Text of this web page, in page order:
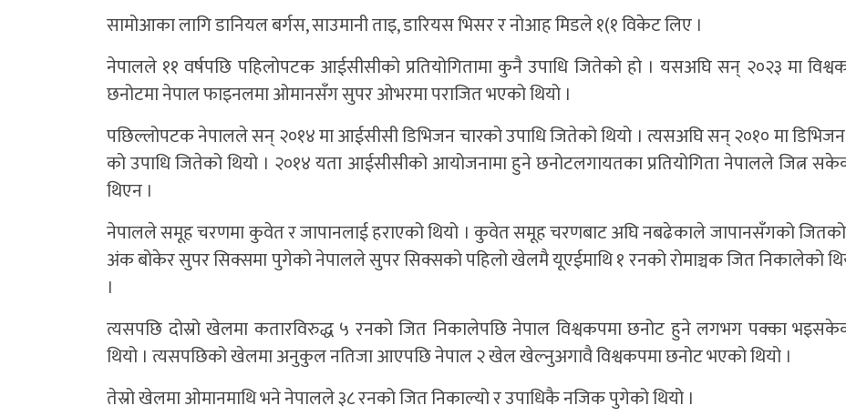
सामोआका लागि डानियल बर्गस, साउमानी ताइ, डारियस भिसर र नोआह मिडले १(१ विकेट लिए ।
नेपालले ११ वर्षपछि पहिलोपटक आईसीसीको प्रतियोगितामा कुनै उपाधि जितेको हो । यसअघि सन् २०२३ मा
छनोटमा नेपाल फाइनलमा ओमानसँग सुपर ओभरमा पराजित भएको थियो ।
पछिल्लोपटक नेपालले सन् २०१४ मा आईसीसी डिभिजन चारको उपाधि जितेको थियो । त्यसअघि सन् २०१० मा
को उपाधि जितेको थियो । २०१४ यता आईसीसीको आयोजनामा हुने छनोटलगायतका प्रतियोगिता नेपालले जित्न
थिएन ।
नेपालले समूह चरणमा कुवेत र जापानलाई हराएको थियो । कुवेत समूह चरणबाट अघि नबढेकाले जापानसँगको
अंक बोकेर सुपर सिक्समा पुगेको नेपालले सुपर सिक्सको पहिलो खेलमै यूएईमाथि १ रनको रोमाञ्चक जित निकालेको
।
त्यसपछि दोस्रो खेलमा कतारविरुद्ध ५ रनको जित निकालेपछि नेपाल विश्वकपमा छनोट हुने लगभग पक्का
थियो । त्यसपछिको खेलमा अनुकुल नतिजा आएपछि नेपाल २ खेल खेल्नुअगावै विश्वकपमा छनोट भएको थियो ।
तेस्रो खेलमा ओमानमाथि भने नेपालले ३८ रनको जित निकाल्यो र उपाधिकै नजिक पुगेको थियो ।